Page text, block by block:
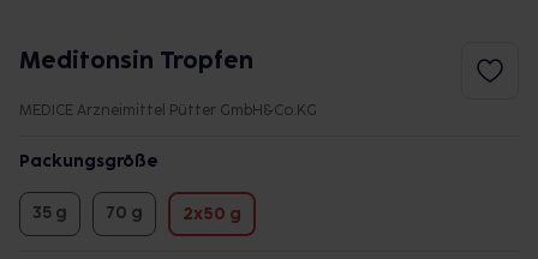
Meditonsin Tropfen
MEDICE Arzneimittel Pütter GmbH&Co.KG
Packungsgröße
35 g 70 g 2x50 g